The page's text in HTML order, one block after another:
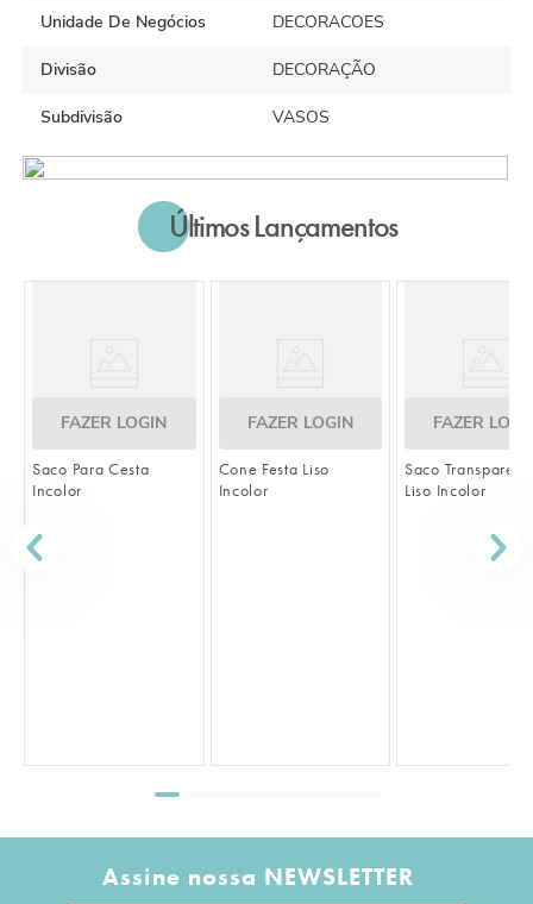
Unidade De Negócios DECORACOES
Divisão DECORAÇÃO
Subdivisão VASOS
Últimos Lançamentos
FAZER LOGIN
Saco Para Cesta
Incolor
FAZER LOGIN
Cone Festa Liso
Incolor
FAZER
Saco
Liso Incolor
Assine nossa NEWSLETTER